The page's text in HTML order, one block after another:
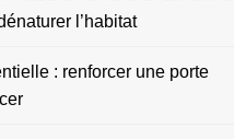
l’habitat
: renforcer une porte